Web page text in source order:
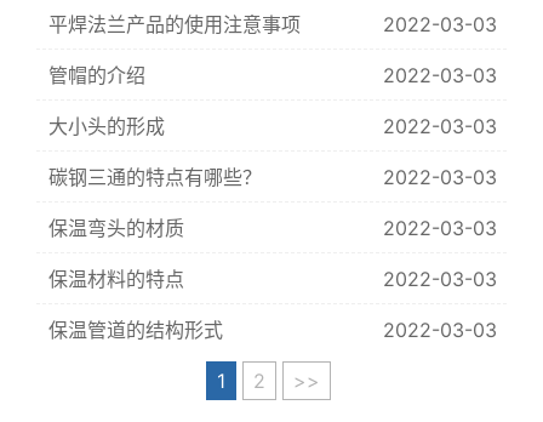
平焊法兰产品的使用注意事项 2022-03-03
管帽的介绍 2022-03-03
大小头的形成 2022-03-03
碳钢三通的特点有哪些？ 2022-03-03
保温弯头的材质 2022-03-03
保温材料的特点 2022-03-03
保温管道的结构形式 2022-03-03
1 2 >>